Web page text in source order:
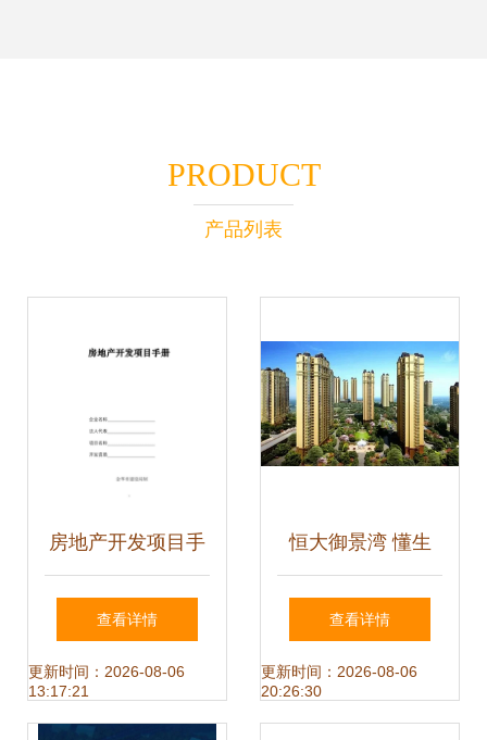
PRODUCT
产品列表
房地产开发项目手
册中的物业管理 从
规划源头到运营终
查看详情
更新时间：2026-08-06
13:17:21
恒大御景湾 懂生
活，更懂家——匠
心物业管理铸就品
查看详情
更新时间：2026-08-06
20:26:30